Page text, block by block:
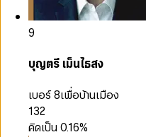
9
บุญตรี เม็นไธสง
เบอร์ 8เพื่อบ้านเมือง
132
คิดเป็น0.16%